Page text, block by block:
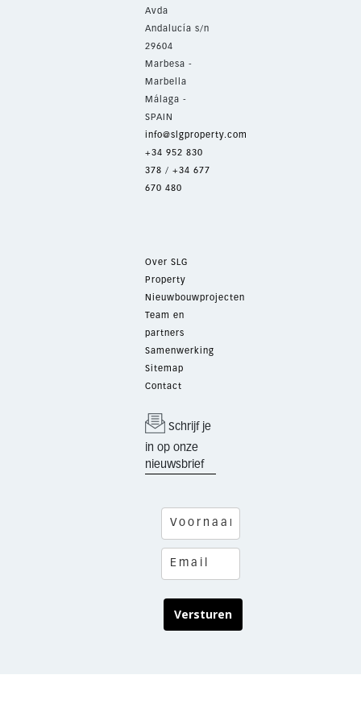
Avda
Andalucía s/n
29604
Marbesa -
Marbella
Málaga -
SPAIN
info@slgproperty.com
+34 952 830
378 / +34 677
670 480
Over SLG
Property
Nieuwbouwprojecten
Team en
partners
Samenwerking
Sitemap
Contact
Schrijf je
in op onze
nieuwsbrief
Versturen